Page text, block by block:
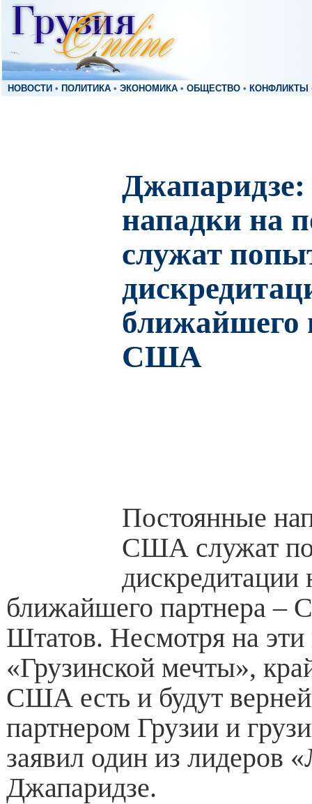
НОВОСТИ • ПОЛИТИКА • ЭКОНОМИКА • ОБЩЕСТВО • КОНФЛИКТЫ
нападки на
служат
ближайшего
США
Постоянные
США служат
дискредитации
ближайшего партнера –
Штатов. Несмотря на
«Грузинской мечты»,
США есть и будут
партнером Грузии и
заявил один из лидеров
Джапаридзе.